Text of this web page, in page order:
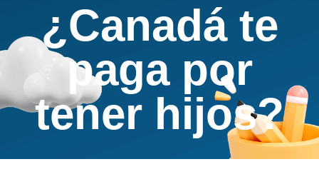
¿Canadá te
paga por
tener hijos?